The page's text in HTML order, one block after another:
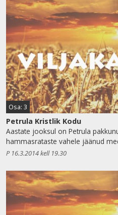
Osa: 3
Petrula Kristlik Kodu
Aastate jooksul on Petrula
hammasrataste vahele jäänud
P 16.3.2014 kell 19.30